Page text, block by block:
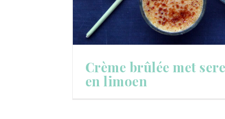
Crème brûlée met
en limoen